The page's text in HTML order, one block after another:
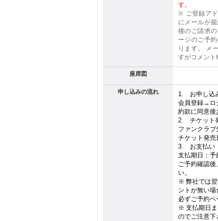
す。
※ ご登録ア
にメールが
後のご請求
ージのご予
ります。 メ
すがコメン
座席図
申し込みの流れ 1. お申し込
会員登録→ロ
約款に同意
2. チケット
ファンクラ
チケット発売
3. お支払い
支払期日：予
ご予約確認
い。
※ 弊社では
ントが無い
必ずご予約
※ 支払期日
のでご注意下